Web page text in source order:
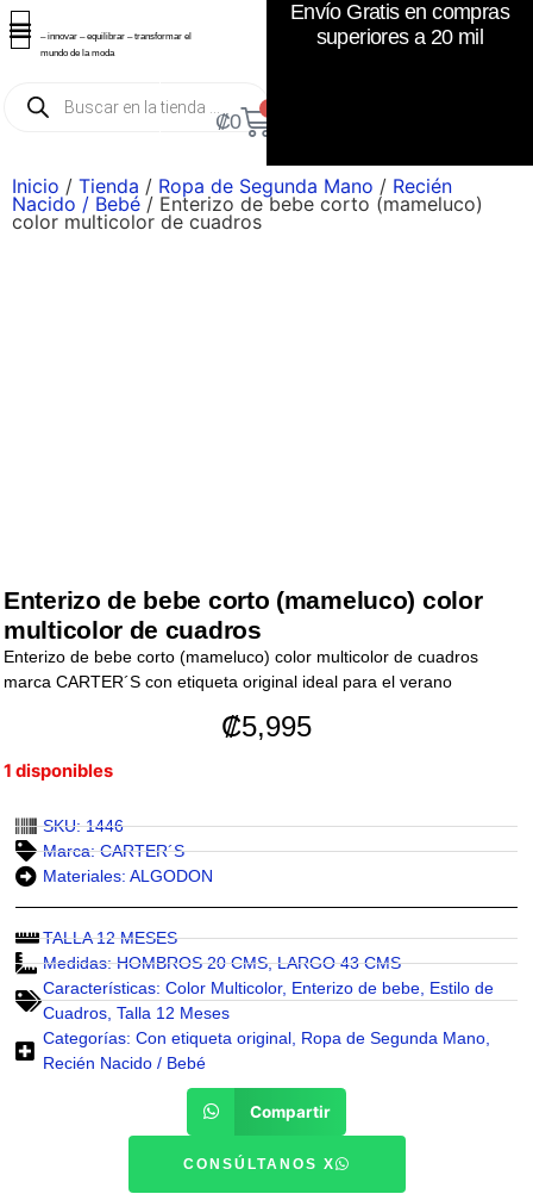
– innovar – equilibrar – transformar el
mundo de la moda
₡0
Envío Gratis en compras
superiores a 20 mil
Inicio / Tienda / Ropa de Segunda Mano / Recién
Nacido / Bebé / Enterizo de bebe corto (mameluco)
color multicolor de cuadros
Enterizo de bebe corto (mameluco) color
multicolor de cuadros
Enterizo de bebe corto (mameluco) color multicolor de cuadros
marca CARTER´S con etiqueta original ideal para el verano
₡5,995
1 disponibles
SKU: 1446
Marca:CARTER´S
Materiales: ALGODON
TALLA 12 MESES
Medidas:HOMBROS 20 CMS,LARGO 43 CMS
Características: Color Multicolor, Enterizo de bebe Estilo de
Cuadros Talla 12 Meses
Categorías: Con etiqueta original Ropa de Segunda Mano
Recién Nacido / Bebé
Compartir
CONSÚLTANOS X